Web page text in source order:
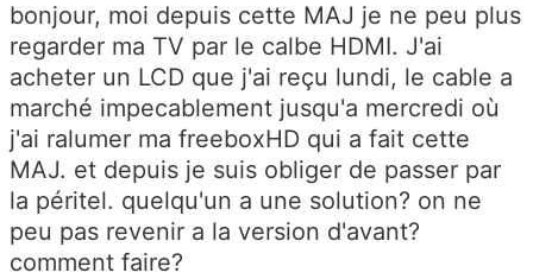
bonjour, moi depuis cette MAJ je ne peu plus
regarder ma TV par le calbe HDMI. J'ai
acheter un LCD que j'ai reçu lundi, le cable a
marché impecablement jusqu'a mercredi où
j'ai ralumer ma freeboxHD qui a fait cette
MAJ. et depuis je suis obliger de passer par
la péritel. quelqu'un a une solution? on ne
peu pas revenir a la version d'avant?
comment faire?